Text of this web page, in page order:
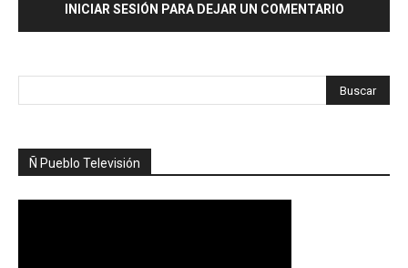
INICIAR SESIÓN PARA DEJAR UN COMENTARIO
Ñ Pueblo Televisión